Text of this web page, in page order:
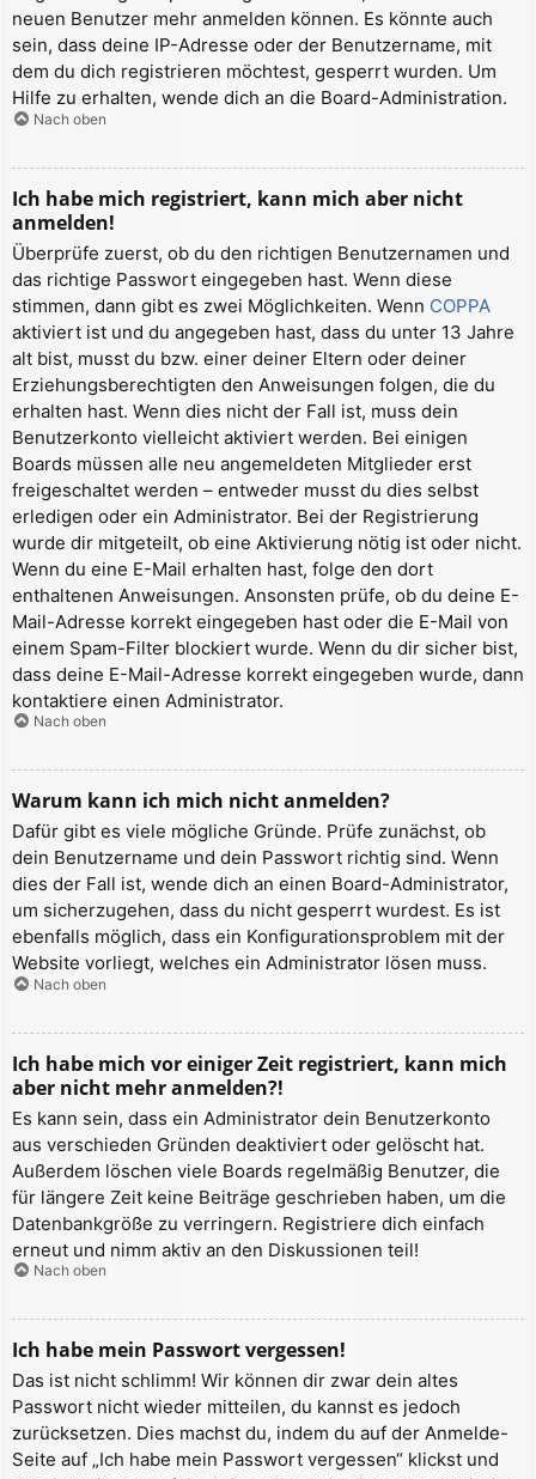
neuen Benutzer mehr anmelden können. Es könnte auch
sein, dass deine IP-Adresse oder der Benutzername, mit
dem du dich registrieren möchtest, gesperrt wurden. Um
Hilfe zu erhalten, wende dich an die Board-Administration.
Nach oben
Ich habe mich registriert, kann mich aber nicht
anmelden!
Überprüfe zuerst, ob du den richtigen Benutzernamen und
das richtige Passwort eingegeben hast. Wenn diese
stimmen, dann gibt es zwei Möglichkeiten. Wenn COPPA
aktiviert ist und du angegeben hast, dass du unter 13 Jahre
alt bist, musst du bzw. einer deiner Eltern oder deiner
Erziehungsberechtigten den Anweisungen folgen, die du
erhalten hast. Wenn dies nicht der Fall ist, muss dein
Benutzerkonto vielleicht aktiviert werden. Bei einigen
Boards müssen alle neu angemeldeten Mitglieder erst
freigeschaltet werden – entweder musst du dies selbst
erledigen oder ein Administrator. Bei der Registrierung
wurde dir mitgeteilt, ob eine Aktivierung nötig ist oder nicht.
Wenn du eine E-Mail erhalten hast, folge den dort
enthaltenen Anweisungen. Ansonsten prüfe, ob du deine E-
Mail-Adresse korrekt eingegeben hast oder die E-Mail von
einem Spam-Filter blockiert wurde. Wenn du dir sicher bist,
dass deine E-Mail-Adresse korrekt eingegeben wurde, dann
kontaktiere einen Administrator.
Nach oben
Warum kann ich mich nicht anmelden?
Dafür gibt es viele mögliche Gründe. Prüfe zunächst, ob
dein Benutzername und dein Passwort richtig sind. Wenn
dies der Fall ist, wende dich an einen Board-Administrator,
um sicherzugehen, dass du nicht gesperrt wurdest. Es ist
ebenfalls möglich, dass ein Konfigurationsproblem mit der
Website vorliegt, welches ein Administrator lösen muss.
Nach oben
Ich habe mich vor einiger Zeit registriert, kann mich
aber nicht mehr anmelden?!
Es kann sein, dass ein Administrator dein Benutzerkonto
aus verschieden Gründen deaktiviert oder gelöscht hat.
Außerdem löschen viele Boards regelmäßig Benutzer, die
für längere Zeit keine Beiträge geschrieben haben, um die
Datenbankgröße zu verringern. Registriere dich einfach
erneut und nimm aktiv an den Diskussionen teil!
Nach oben
Ich habe mein Passwort vergessen!
Das ist nicht schlimm! Wir können dir zwar dein altes
Passwort nicht wieder mitteilen, du kannst es jedoch
zurücksetzen. Dies machst du, indem du auf der Anmelde-
Seite auf „Ich habe mein Passwort vergessen“ klickst und